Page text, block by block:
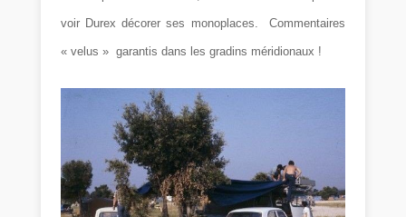
voir Durex décorer ses monoplaces. Commentaires
« velus » garantis dans les gradins méridionaux !